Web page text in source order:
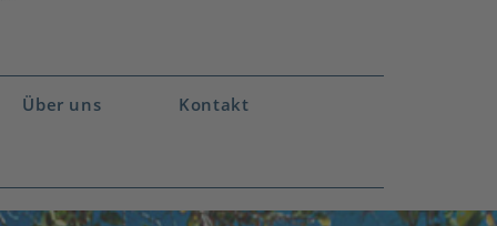
Über uns Kontakt